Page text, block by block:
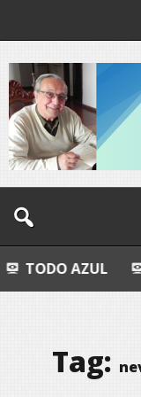
NHÔ JUCA
Tag: